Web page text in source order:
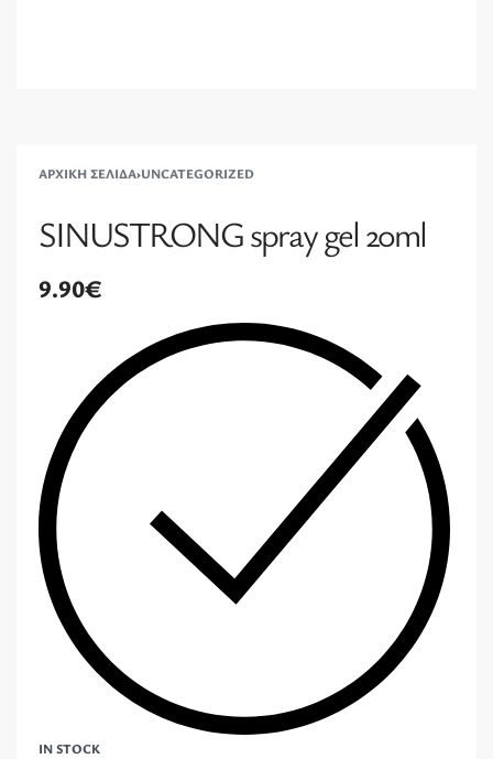
ΑΡΧΙΚΉ ΣΕΛΊΔΑ›UNCATEGORIZED
SINUSTRONG spray gel 20ml
9.90€
IN STOCK